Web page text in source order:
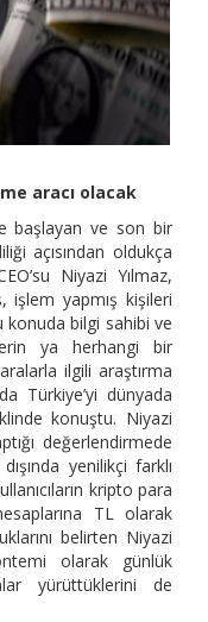
aracı olacak
başlayan ve son bir
açısından oldukça
Niyazi Yılmaz,
işlem yapmış kişileri
konuda bilgi sahibi ve
ya herhangi bir
ilgili araştırma
Türkiye’yi dünyada
konuştu. Niyazi
değerlendirmede
yenilikçi farklı
kripto para
TL olarak
belirten Niyazi
olarak günlük
yürüttüklerini de